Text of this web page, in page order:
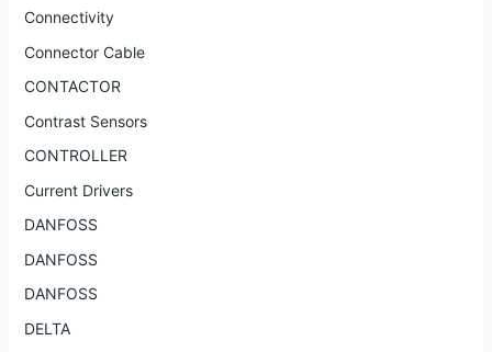
Connectivity
Connector Cable
CONTACTOR
Contrast Sensors
CONTROLLER
Current Drivers
DANFOSS
DANFOSS
DANFOSS
DELTA